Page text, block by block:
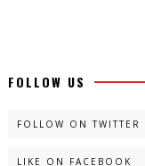
FOLLOW US
FOLLOW ON TWITTER
LIKE ON FACEBOOK